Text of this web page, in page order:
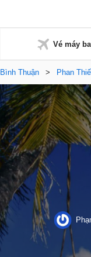
Vé máy
Bình Thuận > Phan